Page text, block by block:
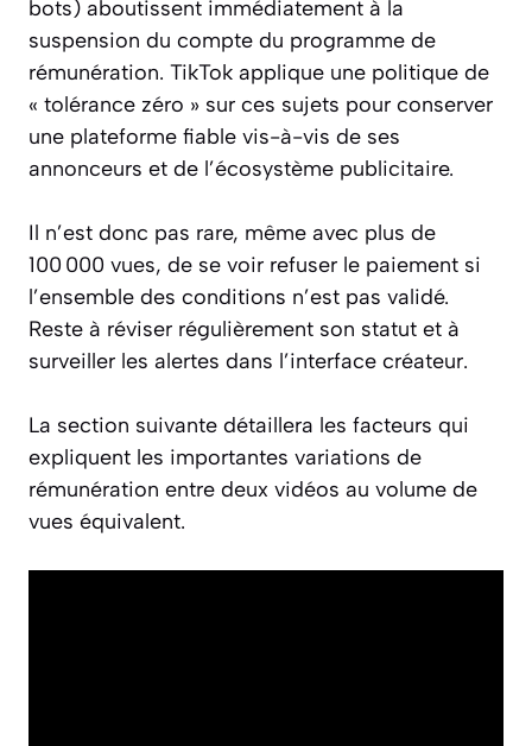
bots) aboutissent immédiatement à la
suspension du compte du programme de
rémunération. TikTok applique une politique de
« tolérance zéro » sur ces sujets pour conserver
une plateforme fiable vis-à-vis de ses
annonceurs et de l’écosystème publicitaire.
Il n’est donc pas rare, même avec plus de
100 000 vues, de se voir refuser le paiement si
l’ensemble des conditions n’est pas validé.
Reste à réviser régulièrement son statut et à
surveiller les alertes dans l’interface créateur.
La section suivante détaillera les facteurs qui
expliquent les importantes variations de
rémunération entre deux vidéos au volume de
vues équivalent.